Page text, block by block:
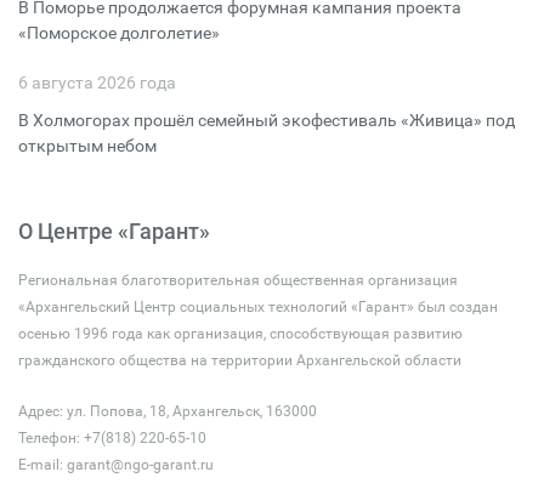
В Поморье продолжается форумная кампания проекта
«Поморское долголетие»
6 августа 2026 года
В Холмогорах прошёл семейный экофестиваль «Живица» под
открытым небом
О Центре «Гарант»
Региональная благотворительная общественная организация
«Архангельский Центр социальных технологий «Гарант» был создан
осенью 1996 года как организация, способствующая развитию
гражданского общества на территории Архангельской области
Адрес: ул. Попова, 18, Архангельск, 163000
Телефон: +7(818) 220-65-10
E-mail: garant@ngo-garant.ru